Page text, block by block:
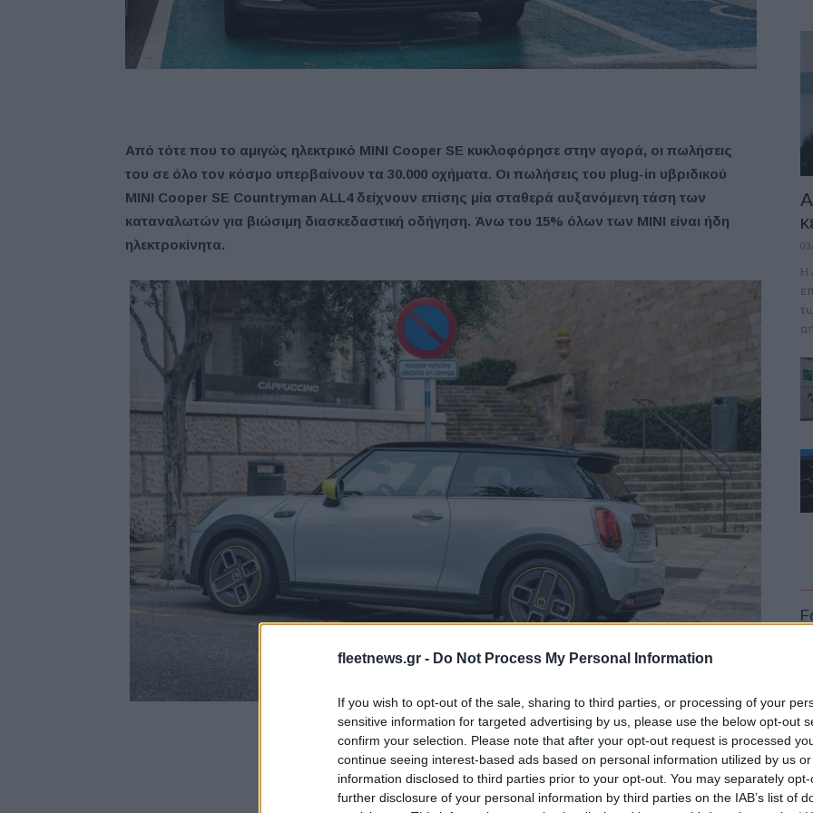
fleetnews.gr - Do Not Process My Personal Information
If you wish to opt-out of the sale, sharing to third parties, or processing of your
sensitive information for targeted advertising by us, please use the below opt-out
confirm your selection. Please note that after your opt-out request is processed
continue seeing interest-based ads based on personal information utilized by us
information disclosed to third parties prior to your opt-out. You may separately
further disclosure of your personal information by third parties on the IAB’s list of
Από τότε που το αμιγώς ηλεκτρικό MINI Cooper SE κυκλοφόρησε στην αγορά, οι πωλήσεις
του σε όλο τον κόσμο υπερβαίνουν τα 30.000 οχήματα. Οι πωλήσεις του plug-in υβριδικού
MINI Cooper SE Countryman ALL4 δείχνουν επίσης μία σταθερά αυξανόμενη τάση των
καταναλωτών για βιώσιμη διασκεδαστική οδήγηση. Άνω του 15% όλων των MINI είναι ήδη
ηλεκτροκίνητα.
Η